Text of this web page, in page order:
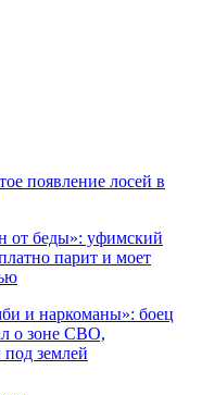
появление лосей в
от беды»: уфимский
парит и моет
и наркоманы»: боец
о зоне СВО,
землей